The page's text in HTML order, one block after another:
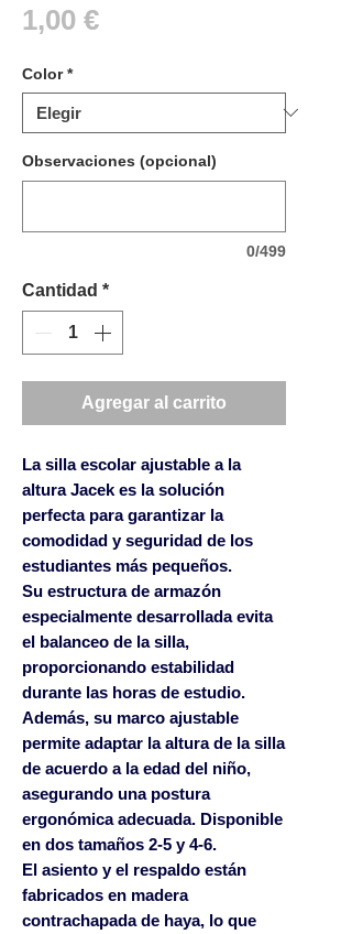
1,00 €Precio
Color *
Observaciones (opcional)
0/499
Cantidad *
Agregar al carrito
La silla escolar ajustable a la
altura Jacek es la solución
perfecta para garantizar la
comodidad y seguridad de los
estudiantes más pequeños.
Su estructura de armazón
especialmente desarrollada evita
el balanceo de la silla,
proporcionando estabilidad
durante las horas de estudio.
Además, su marco ajustable
permite adaptar la altura de la silla
de acuerdo a la edad del niño,
asegurando una postura
ergonómica adecuada. Disponible
en dos tamaños 2-5 y 4-6.
El asiento y el respaldo están
fabricados en madera
contrachapada de haya, lo que